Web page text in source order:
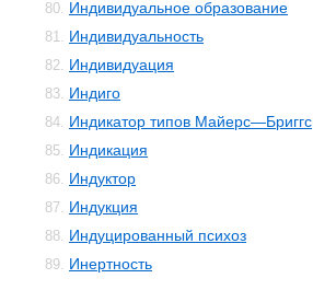
80. Индивидуальное образование
81. Индивидуальность
82. Индивидуация
83. Индиго
84. Индикатор типов Майерс—Бриггс
85. Индикация
86. Индуктор
87. Индукция
88. Индуцированный психоз
89. Инертность